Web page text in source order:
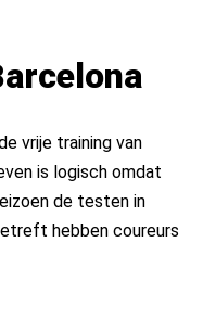
vrije training van
is logisch omdat
de testen in
hebben coureurs